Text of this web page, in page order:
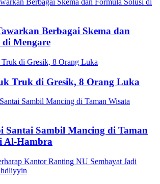
Berbagai Skema dan
Mengare
Truk di Gresik, 8 Orang Luka
Santai Sambil Mancing di Taman
Al-Hambra